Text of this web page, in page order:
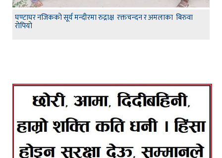
घण्टाघर नजिकको सूर्य मन्दीरमा रुद्राक्ष रक्तचन्दन र अमलाका बिरुवा
रोपियो